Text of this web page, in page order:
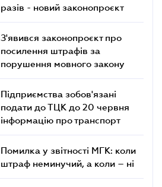
разів - новий законопроєкт
З'явився законопроєкт про
посилення штрафів за
порушення мовного закону
Підприємства зобов'язані
подати до ТЦК до 20 червня
інформацію про транспорт
Помилка у звітності МГК: коли
штраф неминучий, а коли – ні